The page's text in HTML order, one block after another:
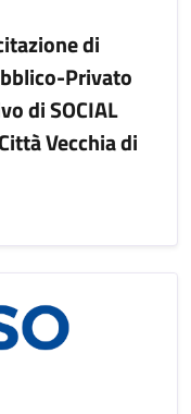
di
Privato
di SOCIAL
Vecchia di